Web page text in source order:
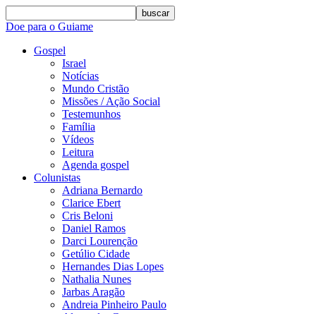
buscar
Doe para o Guiame
Gospel
Israel
Notícias
Mundo Cristão
Missões / Ação Social
Testemunhos
Família
Vídeos
Leitura
Agenda gospel
Colunistas
Adriana Bernardo
Clarice Ebert
Cris Beloni
Daniel Ramos
Darci Lourenção
Getúlio Cidade
Hernandes Dias Lopes
Nathalia Nunes
Jarbas Aragão
Andreia Pinheiro Paulo